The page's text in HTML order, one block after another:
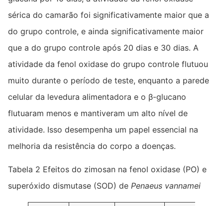
sérica do camarão foi significativamente maior que a
do grupo controle, e ainda significativamente maior
que a do grupo controle após 20 dias e 30 dias. A
atividade da fenol oxidase do grupo controle flutuou
muito durante o período de teste, enquanto a parede
celular da levedura alimentadora e o β-glucano
flutuaram menos e mantiveram um alto nível de
atividade. Isso desempenha um papel essencial na
melhoria da resistência do corpo a doenças.
Tabela 2 Efeitos do zimosan na fenol oxidase (PO) e
superóxido dismutase (SOD) de Penaeus vannamei